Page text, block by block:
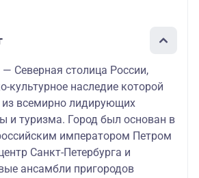
— Северная столица России,
культурное наследие которой
из всемирно лидирующих
и туризма. Город был основан в
императором Петром
Санкт-Петербурга и
ансамбли пригородов